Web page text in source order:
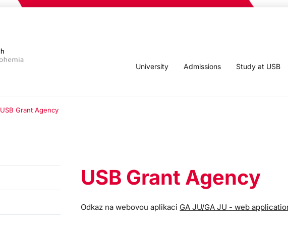
University Admissions Study at USB
USB Grant Agency
USB Grant Agency
Odkaz na webovou aplikaci GA JU/GA JU - web